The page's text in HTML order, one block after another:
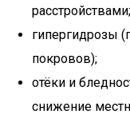
расстройствами;
гипергидрозы
покровов);
отёки и
снижение